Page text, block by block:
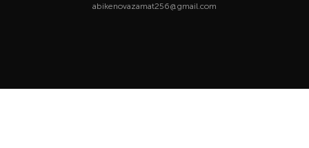
abikenovazamat256@gmail.com